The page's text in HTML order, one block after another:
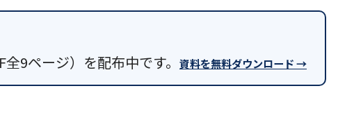
9ページ）を配布中です。 資料を無料ダウンロード →